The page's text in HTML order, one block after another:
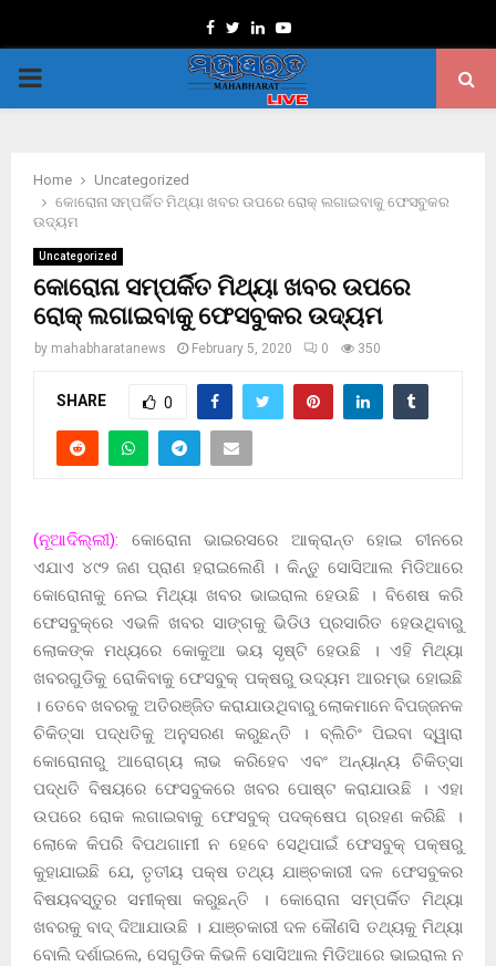
Facebook
TwitterLinkedinYoutube
PRIMARY
Home
Uncategorized
କୋରୋନା ସମ୍ପର୍କିତ ମିଥ୍ୟା ଖବର ଉପରେ ରୋକ୍ ଲଗାଇବାକୁ ଫେସବୁକର
ଉଦ୍ୟମ
Uncategorized
କୋରୋନା ସମ୍ପର୍କିତ ମିଥ୍ୟା ଖବର ଉପରେ
ରୋକ୍ ଲଗାଇବାକୁ ଫେସବୁକର ଉଦ୍ୟମ
by mahabharatanews February 5, 2020 0 350
SHARE 0
(ନୂଆଦିଲ୍ଲୀ): କୋରୋନା ଭାଇରସରେ ଆକ୍ରାନ୍ତ ହୋଇ ଚୀନରେ
ଏଯାଏ ୪୯୨ ଜଣ ପ୍ରାଣ ହରାଇଲେଣି । କିନ୍ତୁ ସୋସିଆଲ ମିଡିଆରେ
କୋରୋନାକୁ ନେଇ ମିଥ୍ୟା ଖବର ଭାଇରାଲ ହେଉଛି । ବିଶେଷ କରି
ଫେସବୁକ୍ରେ ଏଭଳି ଖବର ସାଙ୍ଗକୁ ଭିଡିଓ ପ୍ରସାରିତ ହେଉଥିବାରୁ
ଲୋକଙ୍କ ମଧ୍ୟରେ କୋକୁଆ ଭୟ ସୃଷ୍ଟି ହେଉଛି । ଏହି ମିଥ୍ୟା
ଖବରଗୁଡିକୁ ରୋକିବାକୁ ଫେସବୁକ୍ ପକ୍ଷରୁ ଉଦ୍ୟମ ଆରମ୍ଭ ହୋଇଛି
। ତେବେ ଖବରକୁ ଅତିରଞ୍ଜିତ କରାଯାଉଥିବାରୁ ଲୋକମାନେ ବିପଜ୍ଜନକ
ଚିକିତ୍ସା ପଦ୍ଧତିକୁ ଅନୁସରଣ କରୁଛନ୍ତି । ବ୍ଲିଚିଂ ପିଇବା ଦ୍ୱାରା
କୋରୋନାରୁ ଆରୋଗ୍ୟ ଲାଭ କରିହେବ ଏବଂ ଅନ୍ୟାନ୍ୟ ଚିକିତ୍ସା
ପଦ୍ଧତି ବିଷୟରେ ଫେସବୁକରେ ଖବର ପୋଷ୍ଟ କରାଯାଉଛି । ଏହା
ଉପରେ ରୋକ ଲଗାଇବାକୁ ଫେସବୁକ୍ ପଦକ୍ଷେପ ଗ୍ରହଣ କରିଛି ।
ଲୋକେ କିପରି ବିପଥଗାମୀ ନ ହେବେ ସେଥିପାଇଁ ଫେସବୁକ୍ ପକ୍ଷରୁ
କୁହାଯାଇଛି ଯେ, ତୃତୀୟ ପକ୍ଷ ତଥ୍ୟ ଯାଞ୍ଚକାରୀ ଦଳ ଫେସବୁକର
ବିଷୟବସ୍ତୁର ସମୀକ୍ଷା କରୁଛନ୍ତି । କୋରୋନା ସମ୍ପର୍କିତ ମିଥ୍ୟା
ଖବରକୁ ବାଦ୍ ଦିଆଯାଉଛି । ଯାଞ୍ଚକାରୀ ଦଳ କୌଣସି ତଥ୍ୟକୁ ମିଥ୍ୟା
ବୋଲି ଦର୍ଶାଇଲେ, ସେଗୁଡିକ କିଭଳି ସୋସିଆଲ ମିଡିଆରେ ଭାଇରାଲ ନ